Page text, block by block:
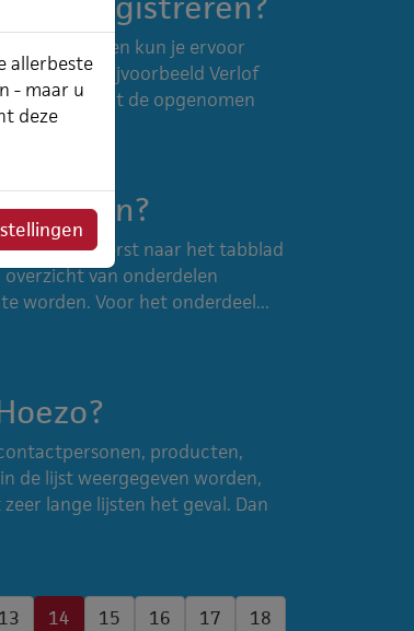
registreren kun je ervoor
te maken (bijvoorbeeld Verlof
overzicht de opgenomen
uren?
je allereerst naar het tabblad
overzicht van onderdelen
worden. Voor het onderdeel...
producten,
de lijst weergegeven worden,
lange lijsten het geval. Dan
13 14 15 16 17
18
allerbeste
- maar u
deze